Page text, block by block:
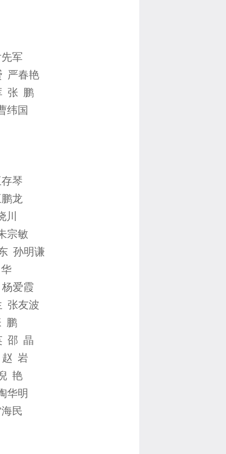
军
严春艳
张 鹏
纬国
琴
龙
宗敏
孙明谦
爱霞
张友波
鹏
邵 晶
岩
艳
华明
民